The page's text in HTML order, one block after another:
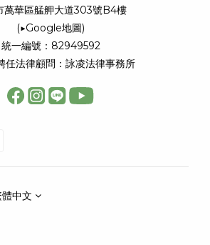
萬華區艋舺大道303號B4樓
(▶Google地圖)
統一編號：82949592
任法律顧問：詠凌法律事務所
中文